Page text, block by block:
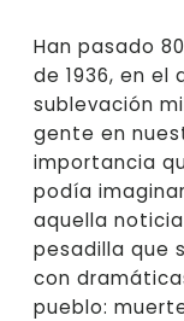
Han pasado
de 1936, en el
sublevación
gente en
importancia
podía
aquella
pesadilla que
con
pueblo: